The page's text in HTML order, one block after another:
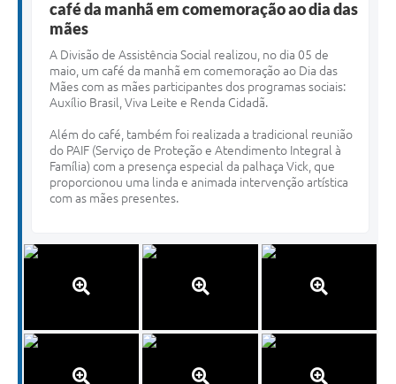
café da manhã em comemoração ao dia das
mães
A Divisão de Assistência Social realizou, no dia 05 de
maio, um café da manhã em comemoração ao Dia das
Mães com as mães participantes dos programas sociais:
Auxílio Brasil, Viva Leite e Renda Cidadã.
Além do café, também foi realizada a tradicional reunião
do PAIF (Serviço de Proteção e Atendimento Integral à
Família) com a presença especial da palhaça Vick, que
proporcionou uma linda e animada intervenção artística
com as mães presentes.